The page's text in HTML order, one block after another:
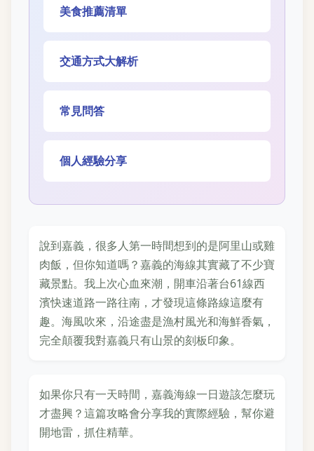
美食推薦清單
交通方式大解析
常見問答
個人經驗分享
說到嘉義，很多人第一時間想到的是阿里山或雞
肉飯，但你知道嗎？嘉義的海線其實藏了不少寶
藏景點。我上次心血來潮，開車沿著台61線西
濱快速道路一路往南，才發現這條路線這麼有
趣。海風吹來，沿途盡是漁村風光和海鮮香氣，
完全顛覆我對嘉義只有山景的刻板印象。
如果你只有一天時間，嘉義海線一日遊該怎麼玩
才盡興？這篇攻略會分享我的實際經驗，幫你避
開地雷，抓住精華。